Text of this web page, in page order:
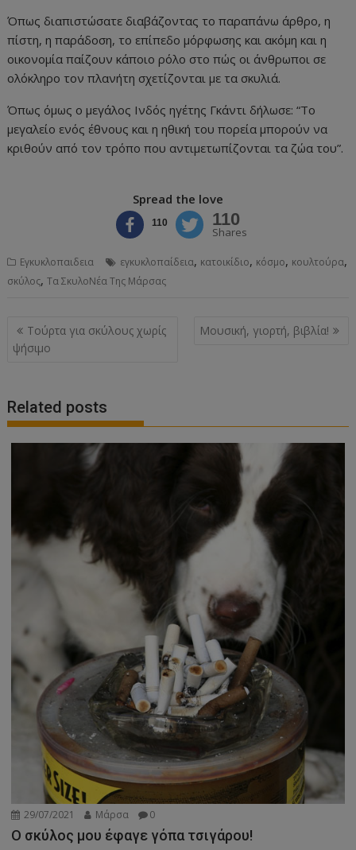
Όπως διαπιστώσατε διαβάζοντας το παραπάνω άρθρο, η
πίστη, η παράδοση, το επίπεδο μόρφωσης και ακόμη και η
οικονομία παίζουν κάποιο ρόλο στο πώς οι άνθρωποι σε
ολόκληρο τον πλανήτη σχετίζονται με τα σκυλιά.
Όπως όμως ο μεγάλος Ινδός ηγέτης Γκάντι δήλωσε: “Το
μεγαλείο ενός έθνους και η ηθική του πορεία μπορούν να
κριθούν από τον τρόπο που αντιμετωπίζονται τα ζώα του”.
Spread the love
110 110
Shares
Εγκυκλοπαιδεια εγκυκλοπαίδεια, κατοικίδιο, κόσμο, κουλτούρα,
σκύλος,Τα ΣκυλοΝέα Της Μάρσας
Post
navigation
Τούρτα για σκύλους χωρίς
ψήσιμο
Μουσική, γιορτή, βιβλία!
Related posts
29/07/2021 Μάρσα 0
Ο σκύλος μου έφαγε γόπα τσιγάρου!